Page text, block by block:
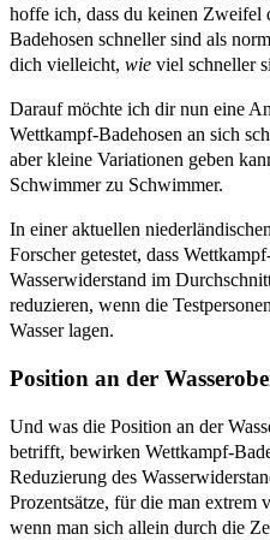
hoffe ich, dass du keinen Zweifel
Badehosen schneller sind als
dich vielleicht, wie viel schneller
Darauf möchte ich dir nun eine
Wettkampf-Badehosen an sich
aber kleine Variationen geben
Schwimmer zu Schwimmer.
In einer aktuellen
Forscher getestet, dass
Wasserwiderstand im
reduzieren, wenn die
Wasser lagen.
Position an der
Und was die Position an der
betrifft, bewirken Wettkampf-
Reduzierung des
Prozentsätze, für die man extrem
wenn man sich allein durch die